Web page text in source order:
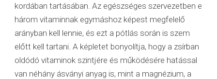
kordában tartásában. Az egészséges szervezetben e
három vitaminnak egymáshoz képest megfelelő
arányban kell lennie, és ezt a pótlás során is szem
előtt kell tartani. A képletet bonyolítja, hogy a zsírban
oldódó vitaminok szintjére és működésére hatással
van néhány ásványi anyag is, mint a magnézium, a